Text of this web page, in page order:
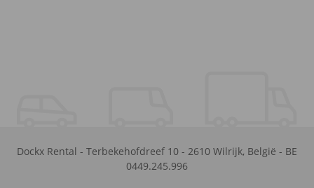
Dockx Rental - Terbekehofdreef 10 - 2610 Wilrijk, België - BE
0449.245.996